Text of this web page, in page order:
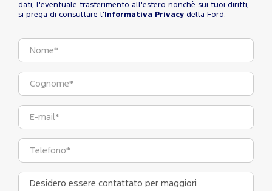
dati, l'eventuale trasferimento all'estero nonchè sui tuoi diritti,
si prega di consultare l' Informativa Privacy della Ford.